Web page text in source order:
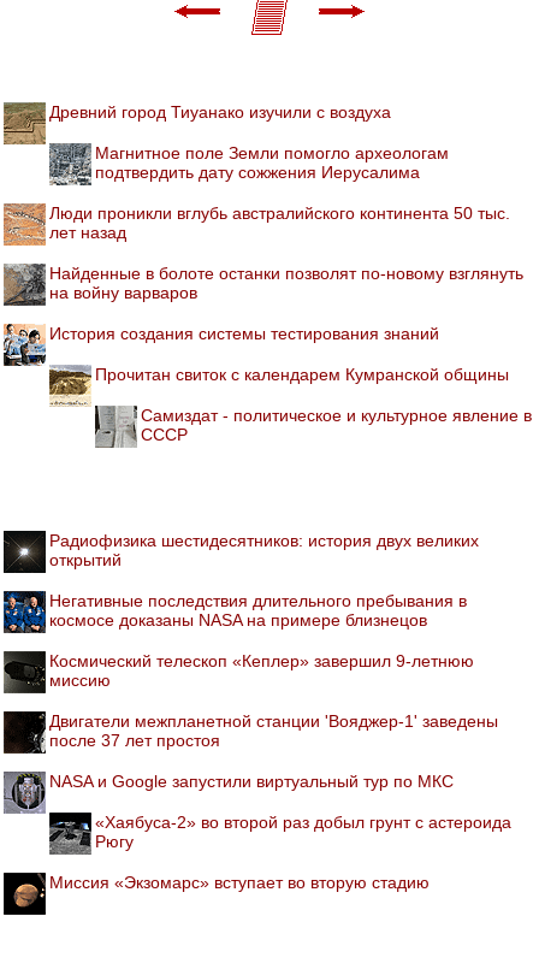
Древний город Тиуанако изучили с воздуха
Магнитное поле Земли помогло археологам
подтвердить дату сожжения Иерусалима
Люди проникли вглубь австралийского континента 50 тыс.
лет назад
Найденные в болоте останки позволят по-новому взглянуть
на войну варваров
История создания системы тестирования знаний
Прочитан свиток с календарем Кумранской общины
Самиздат - политическое и культурное явление в
СССР
Радиофизика шестидесятников: история двух великих
открытий
Негативные последствия длительного пребывания в
космосе доказаны NASA на примере близнецов
Космический телескоп «Кеплер» завершил 9-летнюю
миссию
Двигатели межпланетной станции 'Вояджер-1' заведены
после 37 лет простоя
NASA и Google запустили виртуальный тур по МКС
«Хаябуса-2» во второй раз добыл грунт с астероида
Рюгу
Миссия «Экзомарс» вступает во вторую стадию